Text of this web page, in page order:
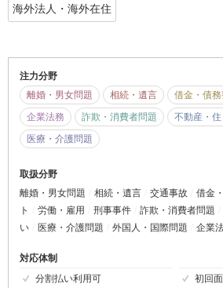
海外法人・海外在住
注力分野
離婚・男女問題
相続・遺言 借金・債務
企業法務
詐欺・消費者問題
不動産・
医療・介護問題
取扱分野
離婚・男女問題
相続・遺言 交通事故 借金
ト
労働・雇用 刑事事件 詐欺・消費者問題
い
医療・介護問題 外国人・国際問題 企業
対応体制
分割払い利用可
初回